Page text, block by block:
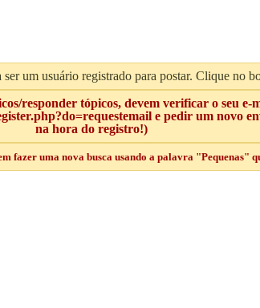
ser um usuário registrado para postar. Clique no
responder tópicos, devem verificar o seu
e pedir um novo
na hora do registro!)
fazer uma nova busca usando a palavra